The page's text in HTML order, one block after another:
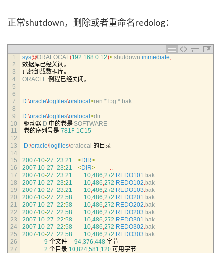
正常shutdown，删除或者重命名redolog：
1
2
3
4
5
6
7
8
9
10
11
12
13
14
15
16
17
18
19
20
21
22
23
24
25
26
27
sys@ORALOCAL(192.168.0.12)> shutdown immediate;
数据库已经关闭。
已经卸载数据库。
ORACLE 例程已经关闭。
D:\oracle\logfiles\oralocal >ren *. log *.bak
D:\oracle\logfiles\oralocal >dir
驱动器 D 中的卷是 SOFTWARE
卷的序列号是 781F-1C15
D:\oracle\logfiles\oralocal 的目录
2007-10-27 23:21 <DIR>
.
2007-10-27 23:21 <DIR> ..
2007-10-27 23:21 10,486,272 REDO101.bak
2007-10-27 23:21 10,486,272 REDO102.bak
2007-10-27 23:21 10,486,272 REDO103.bak
2007-10-27 22:58 10,486,272 REDO201.bak
2007-10-27 22:58 10,486,272 REDO202.bak
2007-10-27 22:58 10,486,272 REDO203.bak
2007-10-27 22:58 10,486,272 REDO301.bak
2007-10-27 22:58 10,486,272 REDO302.bak
2007-10-27 22:58 10,486,272 REDO303.bak
9 个文件 94,376,448 字节
2 个目录 10,824,581,120 可用字节